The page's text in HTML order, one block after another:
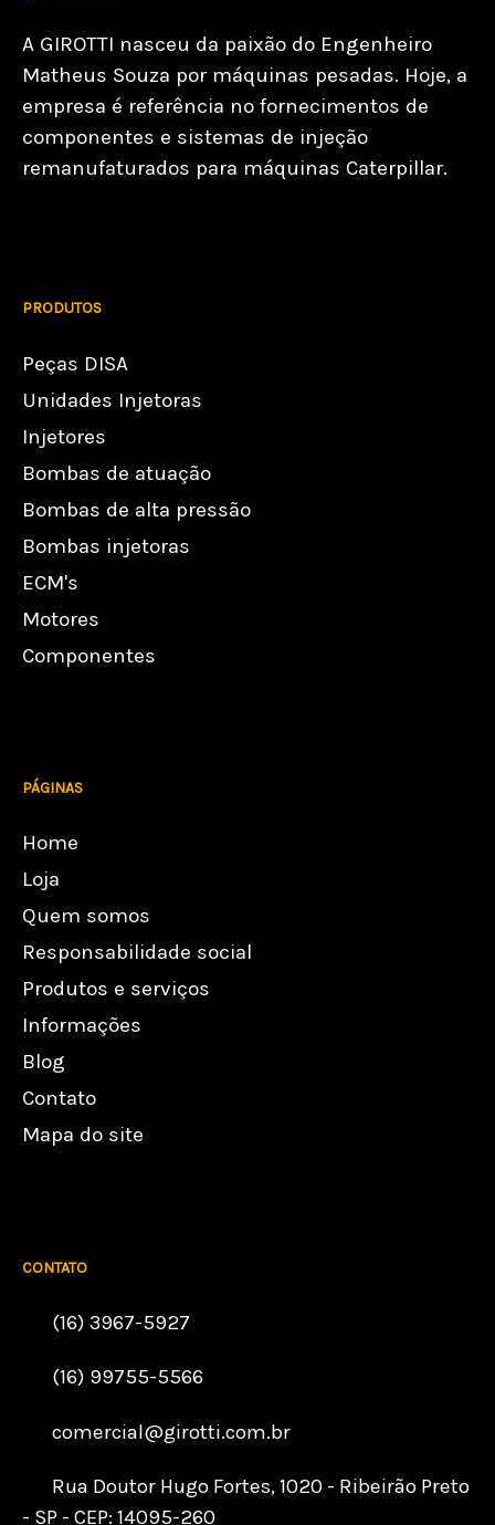
A GIROTTI nasceu da paixão do Engenheiro
Matheus Souza por máquinas pesadas. Hoje, a
empresa é referência no fornecimentos de
componentes e sistemas de injeção
remanufaturados para máquinas Caterpillar.
PRODUTOS
Peças DISA
Unidades Injetoras
Injetores
Bombas de atuação
Bombas de alta pressão
Bombas injetoras
ECM's
Motores
Componentes
PÁGINAS
Home
Loja
Quem somos
Responsabilidade social
Produtos e serviços
Informações
Blog
Contato
Mapa do site
CONTATO
(16) 3967-5927
(16) 99755-5566
comercial@girotti.com.br
Rua Doutor Hugo Fortes, 1020 - Ribeirão Preto
- SP - CEP: 14095-260